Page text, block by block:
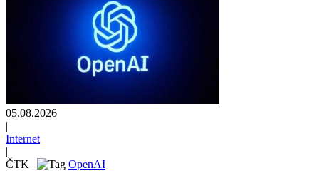
05.08.2026
|
Internet
|
ČTK | OpenAI